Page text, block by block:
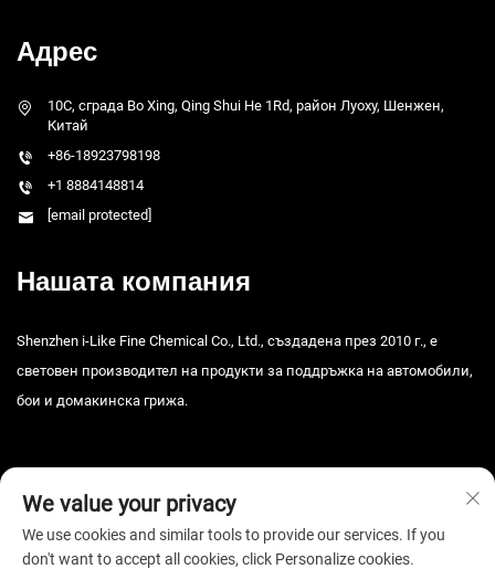
Адрес
10C, сграда Bo Xing, Qing Shui He 1Rd, район Луоху, Шенжен,
Китай
+86-18923798198
+1 8884148814
[email protected]
Нашата компания
Shenzhen i-Like Fine Chemical Co., Ltd., създадена през 2010 г., е
световен производител на продукти за поддръжка на автомобили,
бои и домакинска грижа.
© 2026 Шяньчжън i-Like Fine Chemical Co., Ltd. Всички права
We value your privacy
We use cookies and similar tools to provide our services. If you
don't want to accept all cookies, click Personalize cookies.